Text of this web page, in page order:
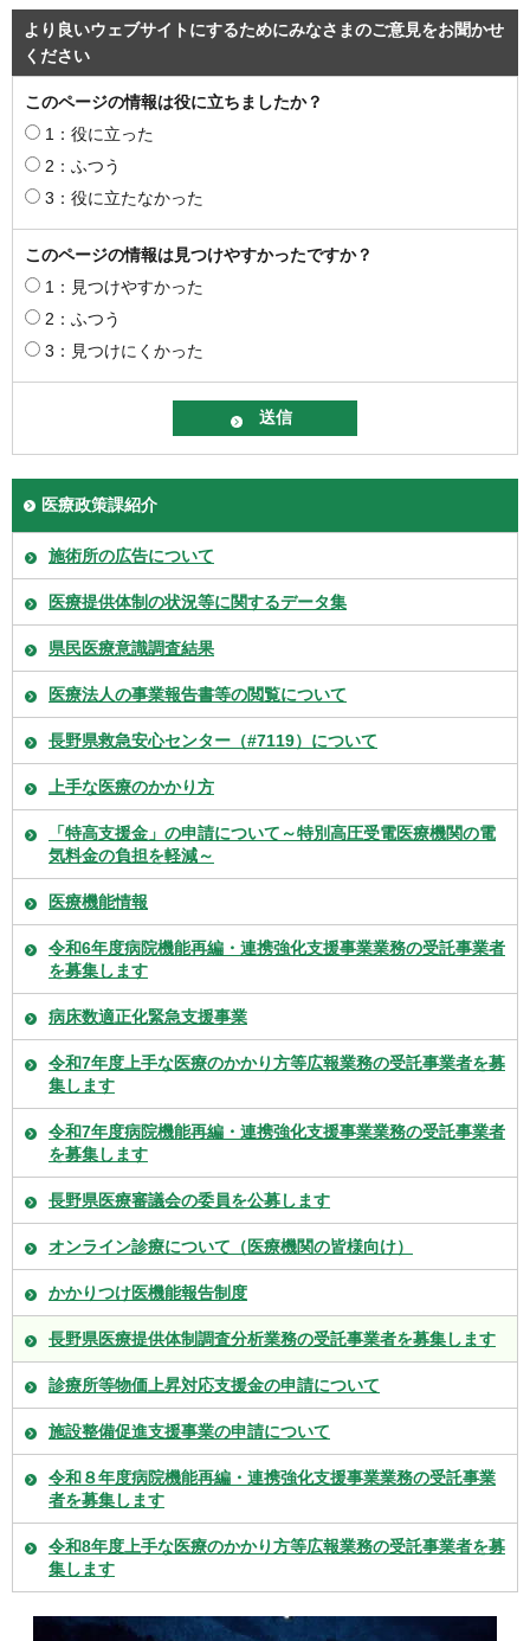
より良いウェブサイトにするためにみなさまのご意見をお聞かせ
ください
このページの情報は役に立ちましたか？
1：役に立った
2：ふつう
3：役に立たなかった
このページの情報は見つけやすかったですか？
1：見つけやすかった
2：ふつう
3：見つけにくかった
医療政策課紹介
施術所の広告について
医療提供体制の状況等に関するデータ集
県民医療意識調査結果
医療法人の事業報告書等の閲覧について
長野県救急安心センター（#7119）について
上手な医療のかかり方
「特高支援金」の申請について～特別高圧受電医療機関の電
気料金の負担を軽減～
医療機能情報
令和6年度病院機能再編・連携強化支援事業業務の受託事業者
を募集します
病床数適正化緊急支援事業
令和7年度上手な医療のかかり方等広報業務の受託事業者を募
集します
令和7年度病院機能再編・連携強化支援事業業務の受託事業者
を募集します
長野県医療審議会の委員を公募します
オンライン診療について（医療機関の皆様向け）
かかりつけ医機能報告制度
長野県医療提供体制調査分析業務の受託事業者を募集します
診療所等物価上昇対応支援金の申請について
施設整備促進支援事業の申請について
令和８年度病院機能再編・連携強化支援事業業務の受託事業
者を募集します
令和8年度上手な医療のかかり方等広報業務の受託事業者を募
集します